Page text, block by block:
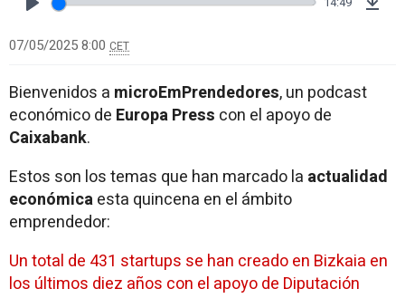
07/05/2025 8:00 CET
Bienvenidos a microEmPrendedores, un podcast
económico de EuropaPress con el apoyo de
Caixabank.
Estos son los temas que han marcado la actualidad
económicaesta quincena en el ámbito
emprendedor:
Un total de 431 startups se han creado en Bizkaia en
los últimos diez años con el apoyo de Diputación